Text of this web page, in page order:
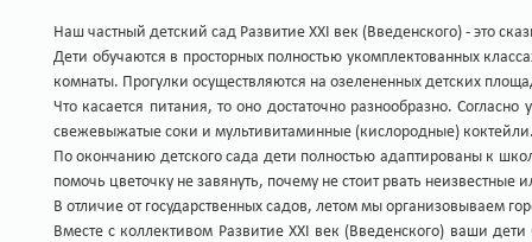
Наш частный детский сад Развитие XXI век (Введенского) - это
Дети обучаются в просторных полностью укомплектованных
комнаты. Прогулки осуществляются на озелененных детских
Что касается питания, то оно достаточно разнообразно.
свежевыжатые соки и мультивитаминные (кислородные)
По окончанию детского сада дети полностью адаптированы к
помочь цветочку не завянуть, почему не стоит рвать
В отличие от государственных садов, летом мы организовываем
Вместе с коллективом Развитие XXI век (Введенского) ваши